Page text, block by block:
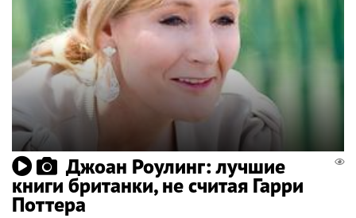
Джоан Роулинг: лучшие
книги британки, не считая Гарри
Поттера